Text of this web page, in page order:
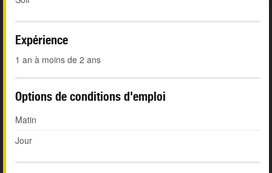
Expérience
1 an à moins de 2 ans
Options de conditions d'emploi
Matin
Jour